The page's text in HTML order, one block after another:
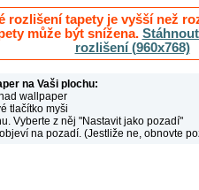
rozlišení tapety je vyšší než
může být snížena.
rozlišení (960x768)
na Vaši plochu:
wallpaper
tlačítko myši
Vyberte z něj "Nastavit jako pozadí"
na pozadí. (Jestliže ne, obnovte